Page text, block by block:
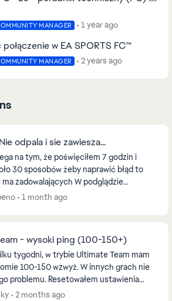
MANAGER 1 year ago
w EA SPORTS FC™
MANAGER 2 years ago
odpala i sie zawiesza...
na tym, że poświęciłem 7 godzin i
30 sposobów żeby naprawić błąd to
W podglądzie
mi AntiCheat który wywala grę lecz
1 month ago
- wysoki ping (100-150+)
100-150 wzwyż. W innych grach nie
problemu. Resetowałem ustawienia
2 months ago